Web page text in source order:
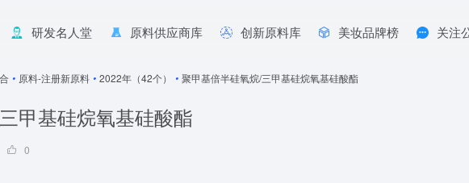
研发名人堂 原料供应商库 创新原料库 美妆品牌榜 关注
• 原料-注册新原料 • 2022年（42个） • 聚甲基倍半硅氧烷/三甲基硅烷氧基硅酸酯
甲基硅烷氧基硅酸酯
0